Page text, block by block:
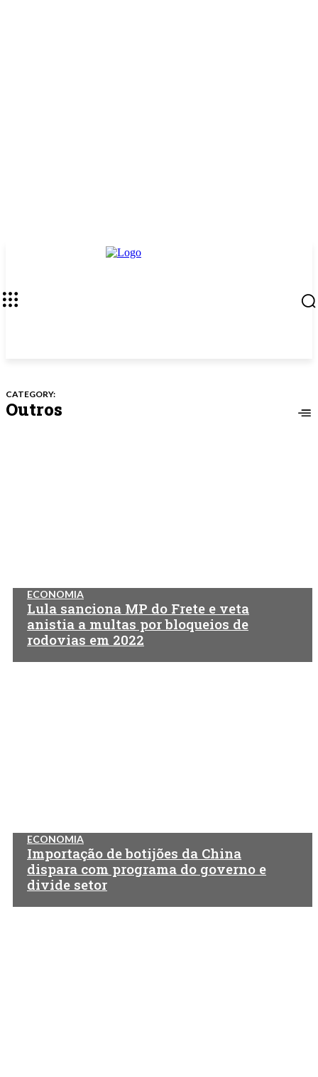
CATEGORY:
Outros
ECONOMIA
Lula sanciona MP do Frete e veta
anistia a multas por bloqueios de
rodovias em 2022
ECONOMIA
Importação de botijões da China
dispara com programa do governo e
divide setor